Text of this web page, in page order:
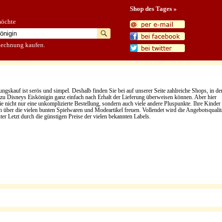
kaufen.
Shop des Tages »
ist serös und simpel. Deshalb finden Sie bei auf unserer Seite zahlreiche Shops, in
Disneys Eiskönigin ganz einfach nach Erhalt der Lieferung überweisen können. Aber hier
nicht nur eine unkomplizierte Bestellung, sondern auch viele andere Pluspunkte. Ihre Kinder
über die vielen bunten Spielwaren und Modeartikel freuen. Vollendet wird die
Letzt durch die günstigen Preise der vielen bekannten Labels.